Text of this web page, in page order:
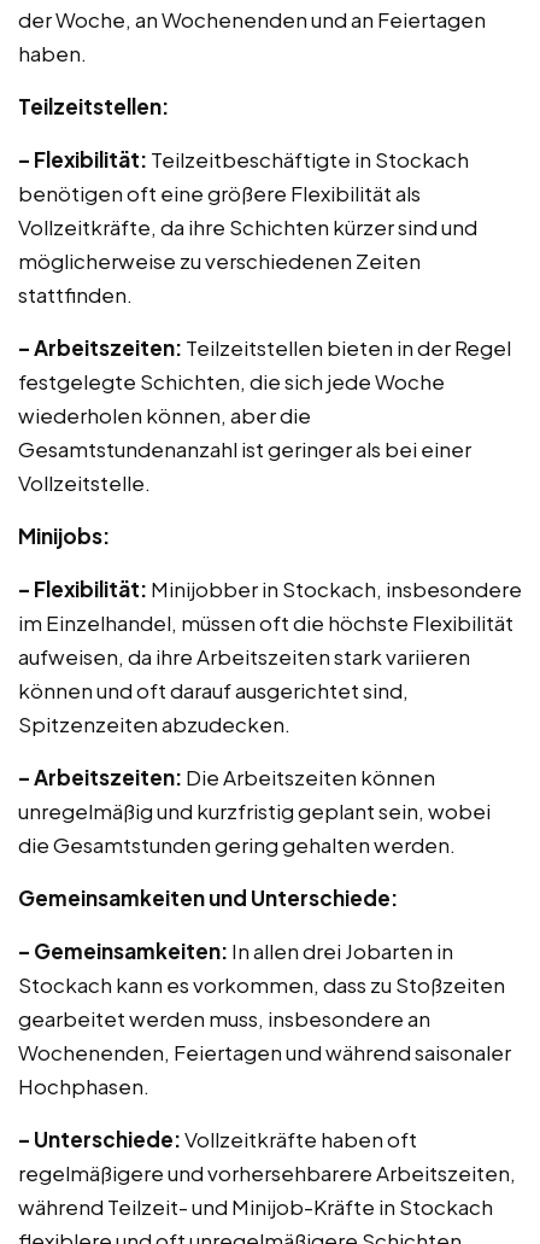
der Woche, an Wochenenden und an Feiertagen
haben.
Teilzeitstellen:
– Flexibilität: Teilzeitbeschäftigte in Stockach
benötigen oft eine größere Flexibilität als
Vollzeitkräfte, da ihre Schichten kürzer sind und
möglicherweise zu verschiedenen Zeiten
stattfinden.
– Arbeitszeiten: Teilzeitstellen bieten in der Regel
festgelegte Schichten, die sich jede Woche
wiederholen können, aber die
Gesamtstundenanzahl ist geringer als bei einer
Vollzeitstelle.
Minijobs:
– Flexibilität: Minijobber in Stockach, insbesondere
im Einzelhandel, müssen oft die höchste Flexibilität
aufweisen, da ihre Arbeitszeiten stark variieren
können und oft darauf ausgerichtet sind,
Spitzenzeiten abzudecken.
– Arbeitszeiten: Die Arbeitszeiten können
unregelmäßig und kurzfristig geplant sein, wobei
die Gesamtstunden gering gehalten werden.
Gemeinsamkeiten und Unterschiede:
– Gemeinsamkeiten: In allen drei Jobarten in
Stockach kann es vorkommen, dass zu Stoßzeiten
gearbeitet werden muss, insbesondere an
Wochenenden, Feiertagen und während saisonaler
Hochphasen.
– Unterschiede:Vollzeitkräfte haben oft
regelmäßigere und vorhersehbarere Arbeitszeiten,
während Teilzeit- und Minijob-Kräfte in Stockach